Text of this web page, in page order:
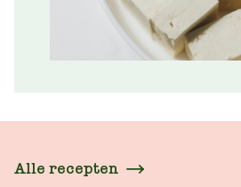
Alle recepten